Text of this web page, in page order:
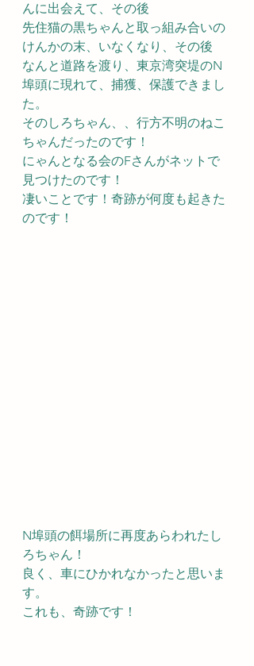
んに出会えて、その後
先住猫の黒ちゃんと取っ組み合いの
けんかの末、いなくなり、その後
なんと道路を渡り、東京湾突堤のN
埠頭に現れて、捕獲、保護できまし
た。
そのしろちゃん、、行方不明のねこ
ちゃんだったのです！
にゃんとなる会のFさんがネットで
見つけたのです！
凄いことです！奇跡が何度も起きた
のです！
N埠頭の餌場所に再度あらわれたし
ろちゃん！
良く、車にひかれなかったと思いま
す。
これも、奇跡です！